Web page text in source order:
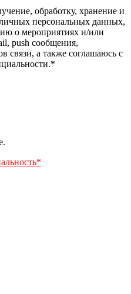
обработку, хранение и
персональных данных,
о мероприятиях и/или
push сообщения,
связи, а также соглашаюсь с